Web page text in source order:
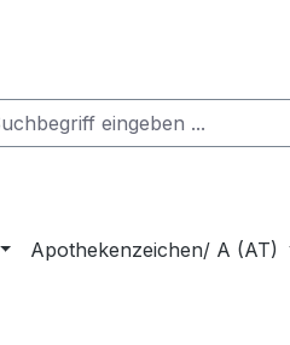
Apothekenzeichen/ A (AT)